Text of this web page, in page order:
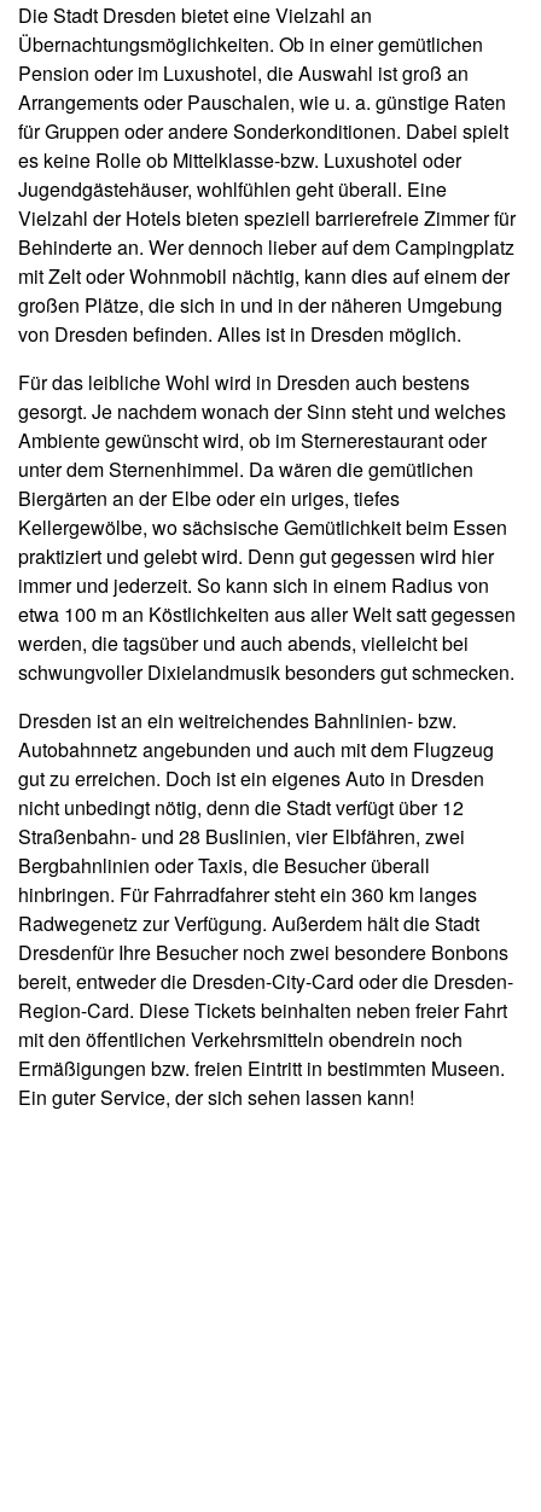
Die Stadt Dresden bietet eine Vielzahl an
Übernachtungsmöglichkeiten. Ob in einer gemütlichen
Pension oder im Luxushotel, die Auswahl ist groß an
Arrangements oder Pauschalen, wie u. a. günstige Raten
für Gruppen oder andere Sonderkonditionen. Dabei spielt
es keine Rolle ob Mittelklasse-bzw. Luxushotel oder
Jugendgästehäuser, wohlfühlen geht überall. Eine
Vielzahl der Hotels bieten speziell barrierefreie Zimmer für
Behinderte an. Wer dennoch lieber auf dem Campingplatz
mit Zelt oder Wohnmobil nächtig, kann dies auf einem der
großen Plätze, die sich in und in der näheren Umgebung
von Dresden befinden. Alles ist in Dresden möglich.
Für das leibliche Wohl wird in Dresden auch bestens
gesorgt. Je nachdem wonach der Sinn steht und welches
Ambiente gewünscht wird, ob im Sternerestaurant oder
unter dem Sternenhimmel. Da wären die gemütlichen
Biergärten an der Elbe oder ein uriges, tiefes
Kellergewölbe, wo sächsische Gemütlichkeit beim Essen
praktiziert und gelebt wird. Denn gut gegessen wird hier
immer und jederzeit. So kann sich in einem Radius von
etwa 100 m an Köstlichkeiten aus aller Welt satt gegessen
werden, die tagsüber und auch abends, vielleicht bei
schwungvoller Dixielandmusik besonders gut schmecken.
Dresden ist an ein weitreichendes Bahnlinien- bzw.
Autobahnnetz angebunden und auch mit dem Flugzeug
gut zu erreichen. Doch ist ein eigenes Auto in Dresden
nicht unbedingt nötig, denn die Stadt verfügt über 12
Straßenbahn- und 28 Buslinien, vier Elbfähren, zwei
Bergbahnlinien oder Taxis, die Besucher überall
hinbringen. Für Fahrradfahrer steht ein 360 km langes
Radwegenetz zur Verfügung. Außerdem hält die Stadt
Dresdenfür Ihre Besucher noch zwei besondere Bonbons
bereit, entweder die Dresden-City-Card oder die Dresden-
Region-Card. Diese Tickets beinhalten neben freier Fahrt
mit den öffentlichen Verkehrsmitteln obendrein noch
Ermäßigungen bzw. freien Eintritt in bestimmten Museen.
Ein guter Service, der sich sehen lassen kann!